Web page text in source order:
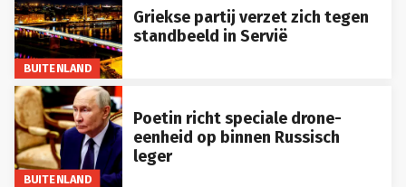
BUITENLAND
Griekse partij verzet zich tegen
standbeeld in Servië
BUITENLAND
Poetin richt speciale drone-
eenheid op binnen Russisch
leger